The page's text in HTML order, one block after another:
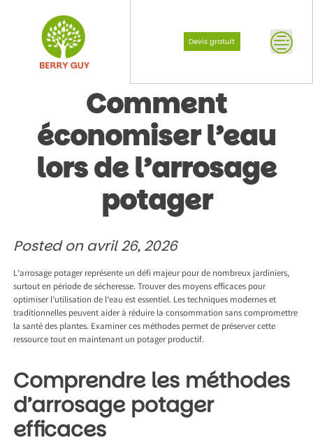
Devis gratuit
Comment
économiser l’eau
lors de l’arrosage
potager
Posted on avril 26, 2026
L’arrosage potager représente un défi majeur pour de nombreux jardiniers,
surtout en période de sécheresse. Trouver des moyens efficaces pour
optimiser l’utilisation de l’eau est essentiel. Les techniques modernes et
traditionnelles peuvent aider à réduire la consommation sans compromettre
la santé des plantes. Examiner ces méthodes permet de préserver cette
ressource tout en maintenant un potager productif.
Comprendre les méthodes
d’arrosage potager
efficaces